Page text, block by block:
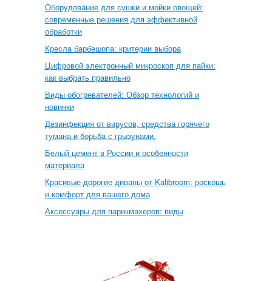
Оборудование для сушки и мойки овощей:
современные решения для эффективной
обработки
Кресла барбешопа: критерии выбора
Цифровой электронный микроскоп для пайки:
как выбрать правильно
Виды обогревателей: Обзор технологий и
новинки
Дезинфекция от вирусов, средства горячего
тумана и борьба с грызунами.
Белый цемент в России и особенности
материала
Красивые дорогие диваны от Kalibroom: роскошь
и комфорт для вашего дома
Аксессуары для парикмахеров: виды